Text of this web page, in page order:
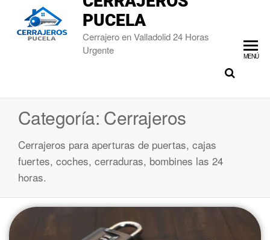
PUCELA
Cerrajero en Valladolid 24 Horas
Urgente
MENÚ
Categoría: Cerrajeros
Cerrajeros para aperturas de puertas, cajas
fuertes, coches, cerraduras, bombines las 24
horas.